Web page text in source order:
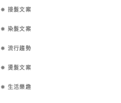
✵ 接髮文案
✵ 染髮文案
✵ 流行趨勢
✵ 燙髮文案
✵ 生活樂趣